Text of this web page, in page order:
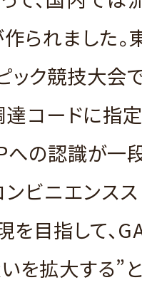
られました。
ック競技大会
コードに指
への認識が一
ンビニエンス
を目指して、
を拡大する”